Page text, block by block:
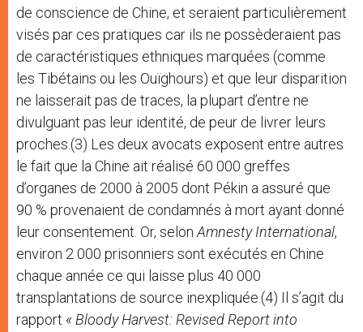
de conscience de Chine, et seraient particulièrement
visés par ces pratiques car ils ne possèderaient pas
de caractéristiques ethniques marquées (comme
les Tibétains ou les Ouïghours) et que leur disparition
ne laisserait pas de traces, la plupart d’entre ne
divulguant pas leur identité, de peur de livrer leurs
proches.(3) Les deux avocats exposent entre autres
le fait que la Chine ait réalisé 60 000 greffes
d’organes de 2000 à 2005 dont Pékin a assuré que
90 % provenaient de condamnés à mort ayant donné
leur consentement. Or, selon Amnesty International,
environ 2 000 prisonniers sont exécutés en Chine
chaque année ce qui laisse plus 40 000
transplantations de source inexpliquée.(4) Il s’agit du
rapport « Bloody Harvest: Revised Report into